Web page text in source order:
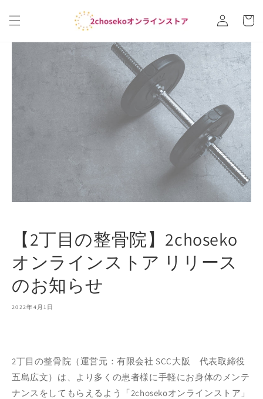
進む
グ
イ
ン
ー
【2丁目の整骨院】2choseko
オンラインストア リリース
のお知らせ
2022年4月1日
2丁目の整骨院（運営元：有限会社 SCC大阪 代表取締役
五島広文）は、より多くの患者様に手軽にお身体のメンテ
ナンスをしてもらえるよう「2chosekoオンラインストア」